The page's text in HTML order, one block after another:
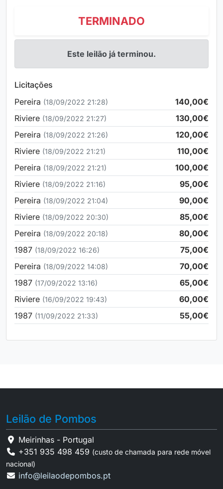
TERMINADO
Este leilão já terminou.
Licitações
Pereira (18/09/2022 21:28)
140,00€
Riviere (18/09/2022 21:27)
130,00€
Pereira (18/09/2022 21:26)
120,00€
Riviere (18/09/2022 21:21)
110,00€
Pereira (18/09/2022 21:21)
100,00€
Riviere (18/09/2022 21:16)
95,00€
Pereira (18/09/2022 21:04)
90,00€
Riviere (18/09/2022 20:30)
85,00€
Pereira (18/09/2022 20:18)
80,00€
1987 (18/09/2022 16:26)
75,00€
Pereira (18/09/2022 14:08)
70,00€
1987 (17/09/2022 13:16)
65,00€
Riviere (16/09/2022 19:43)
60,00€
1987 (11/09/2022 21:33) 55,00€
Leilão de Pombos
Meirinhas - Portugal
+351 935 498 459 (custo de chamada para rede móvel
nacional)
info@leilaodepombos.pt